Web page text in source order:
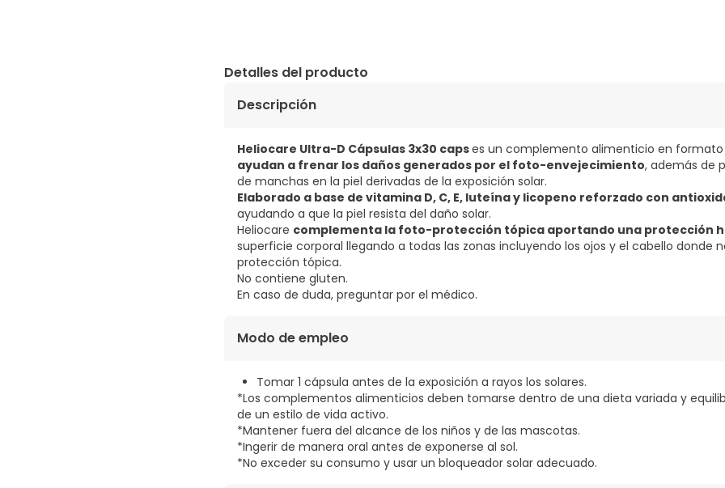
Detalles del producto
Descripción
Heliocare Ultra-D Cápsulas 3x30 capses un complemento alimenticio en formato
ayudan a frenar los daños generados por el foto-envejecimiento, además de
de manchas en la piel derivadas de la exposición solar.
Elaborado a base de vitamina D, C, E, luteína y licopeno reforzado con
ayudando a que la piel resista del daño solar.
Heliocare complementa la foto-protección tópica aportando una protección
superficie corporal llegando a todas las zonas incluyendo los ojos y el cabello donde
protección tópica.
No contiene gluten.
En caso de duda, preguntar por el médico.
Modo de empleo
Tomar 1 cápsula antes de la exposición a rayos los solares.
*Los complementos alimenticios deben tomarse dentro de una dieta variada y
de un estilo de vida activo.
*Mantener fuera del alcance de los niños y de las mascotas.
*Ingerir de manera oral antes de exponerse al sol.
*No exceder su consumo y usar un bloqueador solar adecuado.